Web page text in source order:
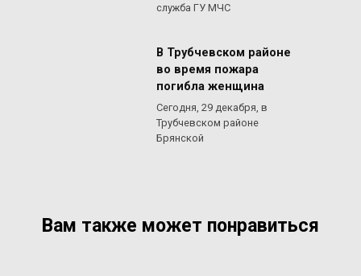
служба ГУ МЧС
В Трубчевском районе
во время пожара
погибла женщина
Сегодня, 29 декабря, в
Трубчевском районе
Брянской
Вам также может понравиться